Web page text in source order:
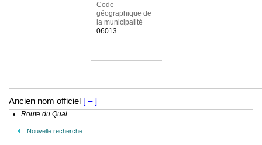
Code
géographique de
la municipalité
06013
Ancien nom officiel [ – ]
Route du Quai
Nouvelle recherche